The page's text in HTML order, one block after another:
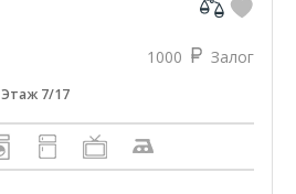
1000 Залог
Этаж 7/17